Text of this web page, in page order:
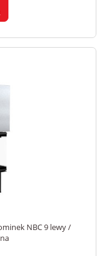
NBC 9 lewy /